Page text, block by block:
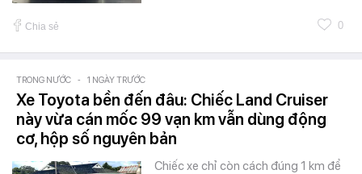
Chia sẻ 0
TRONG NƯỚC - 1 NGÀY TRƯỚC
Xe Toyota bền đến đâu: Chiếc Land Cruiser
này vừa cán mốc 99 vạn km vẫn dùng động
cơ, hộp số nguyên bản
Chiếc xe chỉ còn cách đúng 1 km để